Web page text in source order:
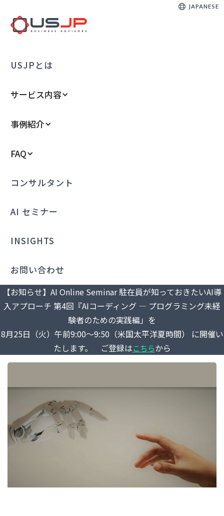
JAPANESE
USJPとは
サービス内容
事例紹介
FAQ
コンサルタント
AI セミナー
INSIGHTS
お問い合わせ
【お知らせ】AI Online Seminar 駐在員が知っておきたいAI導
入アプローチ 第4回『AIコーディング ― プログラミング未経
験者のための実践編」を
8月25日（火）午前9:00～9:50（米国太平洋夏時間） に開催い
たします。 ご登録はこちらから